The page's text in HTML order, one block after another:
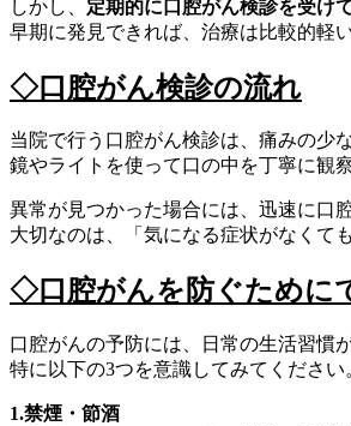
しかし、 定期的に口腔がん検診を受け
早期に発見できれば、治療は比較的軽
◇口腔がん検診の流れ
当院で行う口腔がん検診は、痛みの少
鏡やライトを使って口の中を丁寧に観
異常が見つかった場合には、迅速に口
大切なのは、「気になる症状がなくて
◇口腔がんを防ぐために
口腔がんの予防には、日常の生活習慣
特に以下の3つを意識してみてください
1.禁煙・節酒